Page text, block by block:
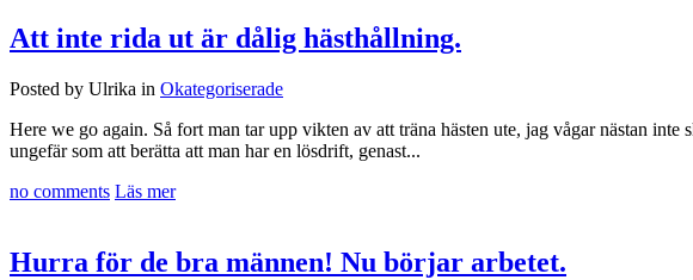
Att inte rida ut är dålig hästhållning.
Posted by Ulrika in Okategoriserade
Here we go again. Så fort man tar upp vikten av att träna hästen ute, jag vågar nästan
ungefär som att berätta att man har en lösdrift, genast...
no comments Läs mer
Hurra för de bra männen! Nu börjar arbetet.